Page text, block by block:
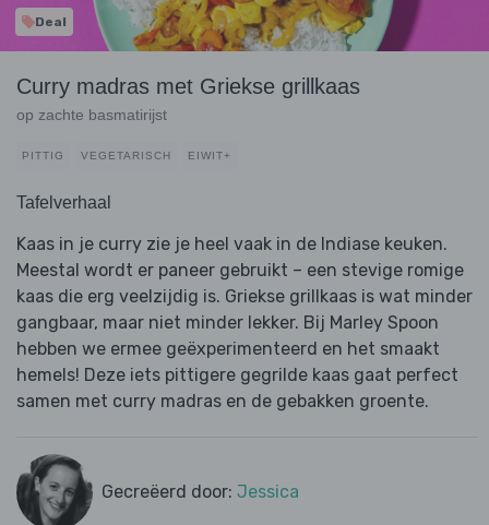
Deal
Curry madras met Griekse grillkaas
op zachte basmatirijst
PITTIG VEGETARISCH EIWIT+
Tafelverhaal
Kaas in je curry zie je heel vaak in de Indiase keuken.
Meestal wordt er paneer gebruikt – een stevige romige
kaas die erg veelzijdig is. Griekse grillkaas is wat minder
gangbaar, maar niet minder lekker. Bij Marley Spoon
hebben we ermee geëxperimenteerd en het smaakt
hemels! Deze iets pittigere gegrilde kaas gaat perfect
samen met curry madras en de gebakken groente.
Gecreëerd door: Jessica